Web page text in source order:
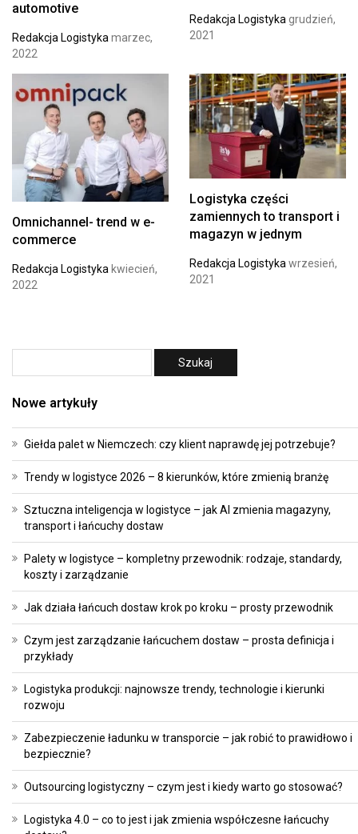
automotive
Redakcja Logistyka marzec,
2022
Redakcja Logistyka grudzień,
2021
Omnichannel- trend w e-
commerce
Redakcja Logistyka kwiecień,
2022
Logistyka części
zamiennych to transport i
magazyn w jednym
Redakcja Logistyka wrzesień,
2021
Nowe artykuły
Giełda palet w Niemczech: czy klient naprawdę jej potrzebuje?
Trendy w logistyce 2026 – 8 kierunków, które zmienią branżę
Sztuczna inteligencja w logistyce – jak AI zmienia magazyny,
transport i łańcuchy dostaw
Palety w logistyce – kompletny przewodnik: rodzaje, standardy,
koszty i zarządzanie
Jak działa łańcuch dostaw krok po kroku – prosty przewodnik
Czym jest zarządzanie łańcuchem dostaw – prosta definicja i
przykłady
Logistyka produkcji: najnowsze trendy, technologie i kierunki
rozwoju
Zabezpieczenie ładunku w transporcie – jak robić to prawidłowo i
bezpiecznie?
Outsourcing logistyczny – czym jest i kiedy warto go stosować?
Logistyka 4.0 – co to jest i jak zmienia współczesne łańcuchy